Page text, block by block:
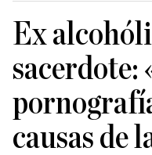
Ex
sacerdote:
causas de